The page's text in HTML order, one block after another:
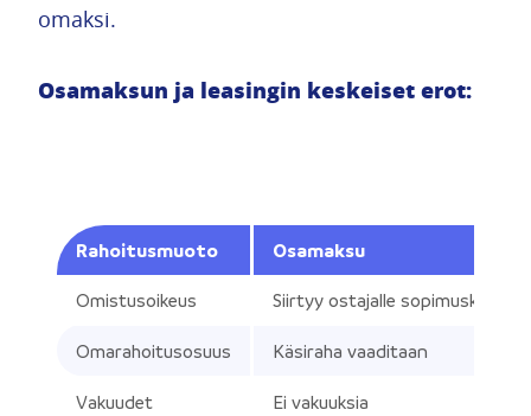
omaksi.
Osamaksun ja leasingin keskeiset erot:
Rahoitusmuoto Osamaksu
Omistusoikeus Siirtyy ostajalle sopimuskauden
Omarahoitusosuus Käsiraha vaaditaan
Vakuudet Ei vakuuksia